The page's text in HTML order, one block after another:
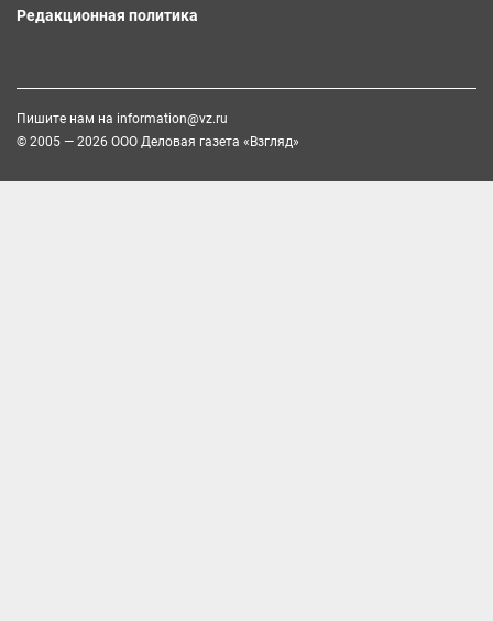
Редакционная политика
Пишите нам на information@vz.ru
© 2005 — 2026 ООО Деловая газета «Взгляд»